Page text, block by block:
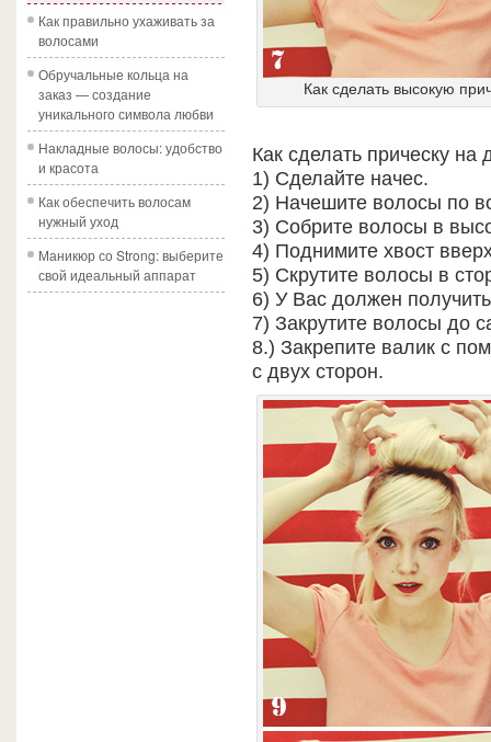
Как правильно ухаживать за
волосами
Обручальные кольца на
заказ — создание
уникального символа любви
Накладные волосы: удобство
и красота
Как обеспечить волосам
нужный уход
Маникюр со Strong: выберите
свой идеальный аппарат
Как сделать высокую
Как сделать прическу
1) Сделайте начес.
2) Начешите волосы по
3) Собрите волосы в
4) Поднимите хвост
5) Скрутите волосы в
6) У Вас должен
7) Закрутите волосы до
8.) Закрепите валик с
с двух сторон.